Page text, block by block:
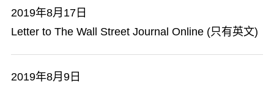
2019年8月17日
Letter to The Wall Street Journal Online (只有英文)
2019年8月9日